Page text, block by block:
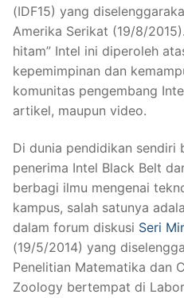
(IDF15) yang
Amerika Serikat (19/8/
hitam” Intel ini diperoleh
kepemimpinan dan
komunitas pengembang
artikel, maupun video.
Di dunia pendidikan sendiri
penerima Intel Black Belt
berbagi ilmu mengenai
kampus, salah satunya
dalam forum diskusi Seri
(19/5/2014) yang
Penelitian Matematika dan
Zoology bertempat di